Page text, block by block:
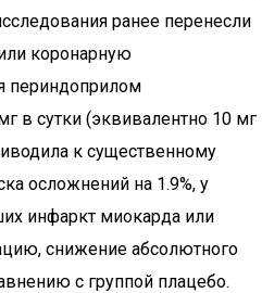
ранее перенесли
коронарную
периндоприлом
в сутки (эквивалентно 10 мг
к существенному
осложнений на 1.9%, у
инфаркт миокарда или
снижение абсолютного
с группой плацебо.